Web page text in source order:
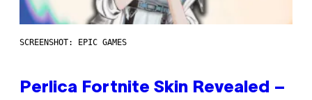
SCREENSHOT: EPIC GAMES
Perlica Fortnite Skin Revealed –